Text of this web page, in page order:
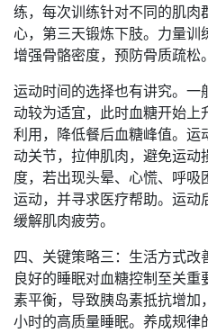
练，每次训练针对不同的肌肉
心，第三天锻炼下肢。力量
增强骨骼密度，预防骨质疏松。
运动时间的选择也有讲究。
动较为适宜，此时血糖开始上
利用，降低餐后血糖峰值。
动关节，拉伸肌肉，避免运动
度，若出现头晕、心慌、呼
运动，并寻求医疗帮助。运动
缓解肌肉疲劳。
四、关键策略三：生活方式改
良好的睡眠对血糖控制至关
素平衡，导致胰岛素抵抗增
小时的高质量睡眠。养成规律